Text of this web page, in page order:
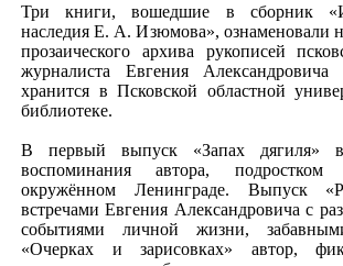
Три книги, вошедшие в сборник
наследия Е. А. Изюмова», ознаменовали
прозаического архива рукописей
журналиста Евгения
хранится в Псковской областной
библиотеке.
В первый выпуск «Запах дягиля»
воспоминания автора, подростком
окружённом Ленинграде. Выпуск
встречами Евгения Александровича с
событиями личной жизни,
«Очерках и зарисовках» автор,